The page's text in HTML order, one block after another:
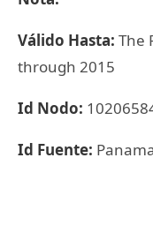
Válido Hasta: The
through 2015
Id Nodo:
Id Fuente: